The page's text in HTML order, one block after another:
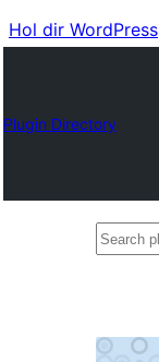
Hol dir WordPress
Plugin Directory
Search